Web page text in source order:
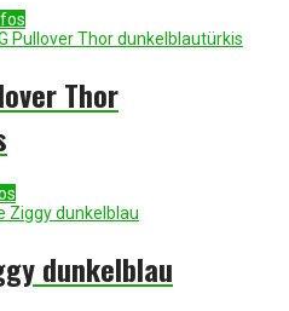
Thor
dunkelblau